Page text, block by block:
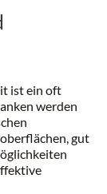
ist ein oft
werden
gut